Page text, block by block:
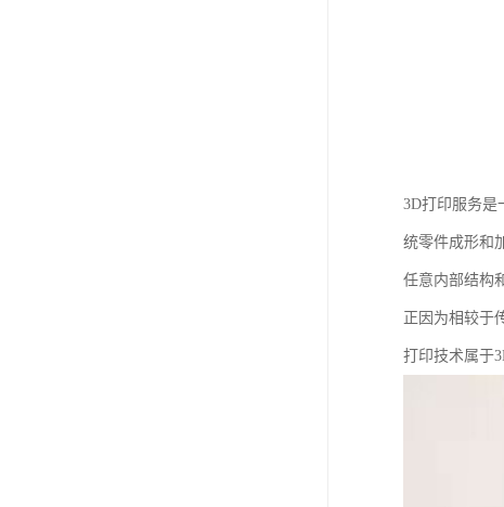
3D打印服务是
统零件成形和
任意内部结构
正因为相较于
打印技术属于